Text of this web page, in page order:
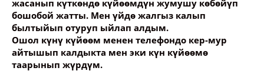
жасанып күткөндө күйөөмдүн жумушу көбөйүп
бошобой жатты. Мен үйдө жалгыз калып
былтыйып отуруп ыйлап алдым.
Ошол күнү күйөөм менен телефондо кер-мур
айтышып калдыкта мен эки күн күйөөмө
таарынып жүрдүм.